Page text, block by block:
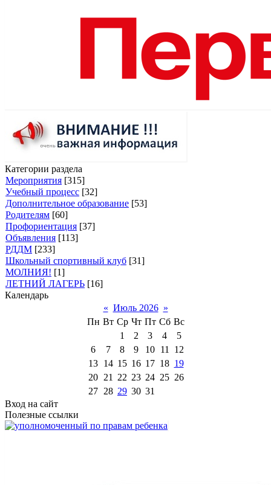
Категории раздела
Мероприятия [315]
Учебный процесс [32]
Дополнительное образование [53]
Родителям [60]
Профориентация [37]
Объявления [113]
РДДМ [233]
Школьный спортивный клуб [31]
МОЛНИЯ! [1]
ЛЕТНИЙ ЛАГЕРЬ [16]
Календарь
« Июль 2026 »
Пн Вт Ср Чт Пт Сб Вс
1
2 3 4
5
6
7 8 9 10 11
12
13 14 15 16 17 18 19
20 21 22 23 24 25 26
27 28 29 30 31
Вход на сайт
Полезные ссылки